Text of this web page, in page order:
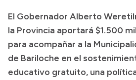
Boletín Oficial
Compras y licitaciones
Consulta de expedientes
Consulta de pago a
El Gobernador Alberto
la Provincia aportará $1.500
para acompañar a la
de Bariloche en el
educativo gratuito, una